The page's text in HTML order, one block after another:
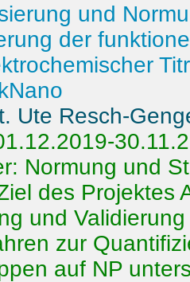
und
der
Ute Resch-
Normung und
des Projektes
und
zur
auf NP